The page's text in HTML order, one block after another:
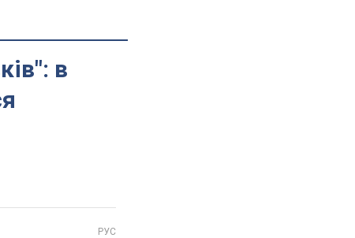
в
РУС